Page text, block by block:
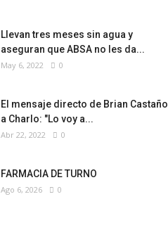
Llevan tres meses sin agua y
aseguran que ABSA no les da...
May 6, 2022 0
El mensaje directo de Brian Castaño
a Charlo: "Lo voy a...
Abr 22, 2022 0
FARMACIA DE TURNO
Ago 6, 2026 0